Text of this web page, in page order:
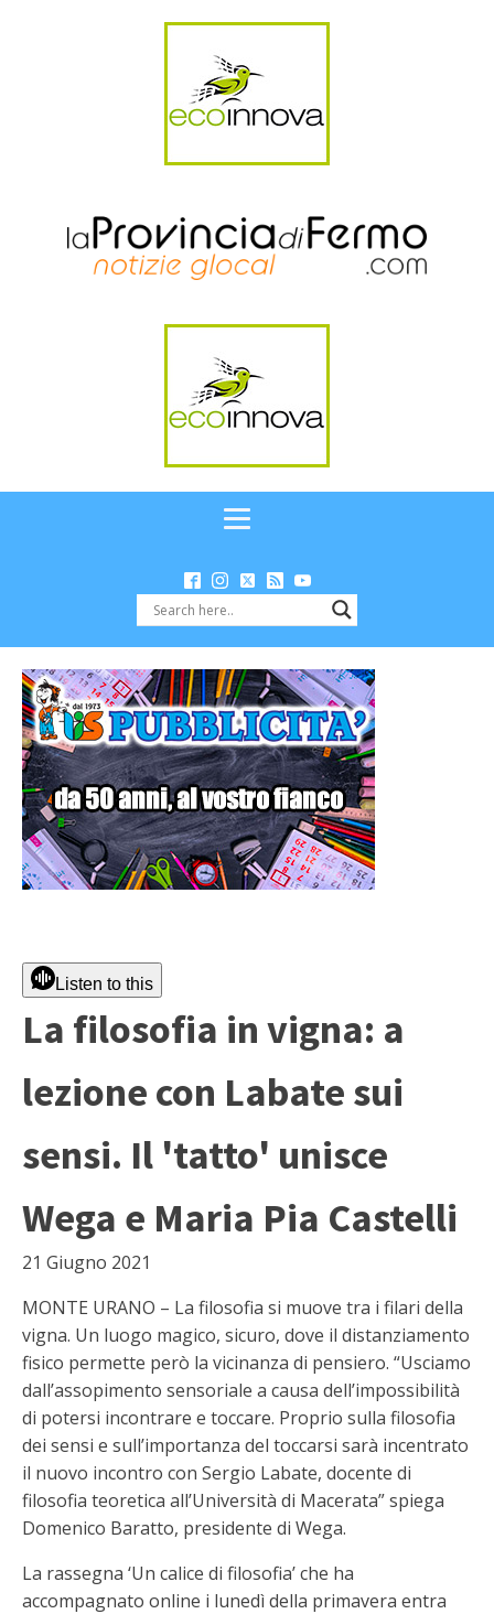
Listen to this
La filosofia in vigna: a
lezione con Labate sui
sensi. Il 'tatto' unisce
Wega e Maria Pia Castelli
21 Giugno 2021
MONTE URANO – La filosofia si muove tra i filari della
vigna. Un luogo magico, sicuro, dove il distanziamento
fisico permette però la vicinanza di pensiero. “Usciamo
dall’assopimento sensoriale a causa dell’impossibilità
di potersi incontrare e toccare. Proprio sulla filosofia
dei sensi e sull’importanza del toccarsi sarà incentrato
il nuovo incontro con Sergio Labate, docente di
filosofia teoretica all’Università di Macerata” spiega
Domenico Baratto, presidente di Wega.
La rassegna ‘Un calice di filosofia’ che ha
accompagnato online i lunedì della primavera entra